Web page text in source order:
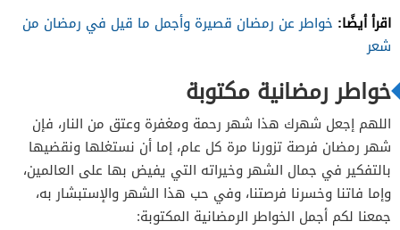
اقرأ أيضًا: خواطر عن رمضان قصيرة وأجمل ما قيل في رمضان من
شعر
خواطر رمضانية مكتوبة
اللهم إجعل شهرك هذا شهر رحمة ومغفرة وعتق من النار، فإن
شهر رمضان فرصة تزورنا مرة كل عام، إما أن نستغلها ونقضيها
بالتفكير في جمال الشهر وخيراته التي يفيض بها على العالمين،
وإما فاتنا وخسرنا فرصتنا، وفي حب هذا الشهر والإستبشار به،
جمعنا لكم أجمل الخواطر الرمضانية المكتوبة: